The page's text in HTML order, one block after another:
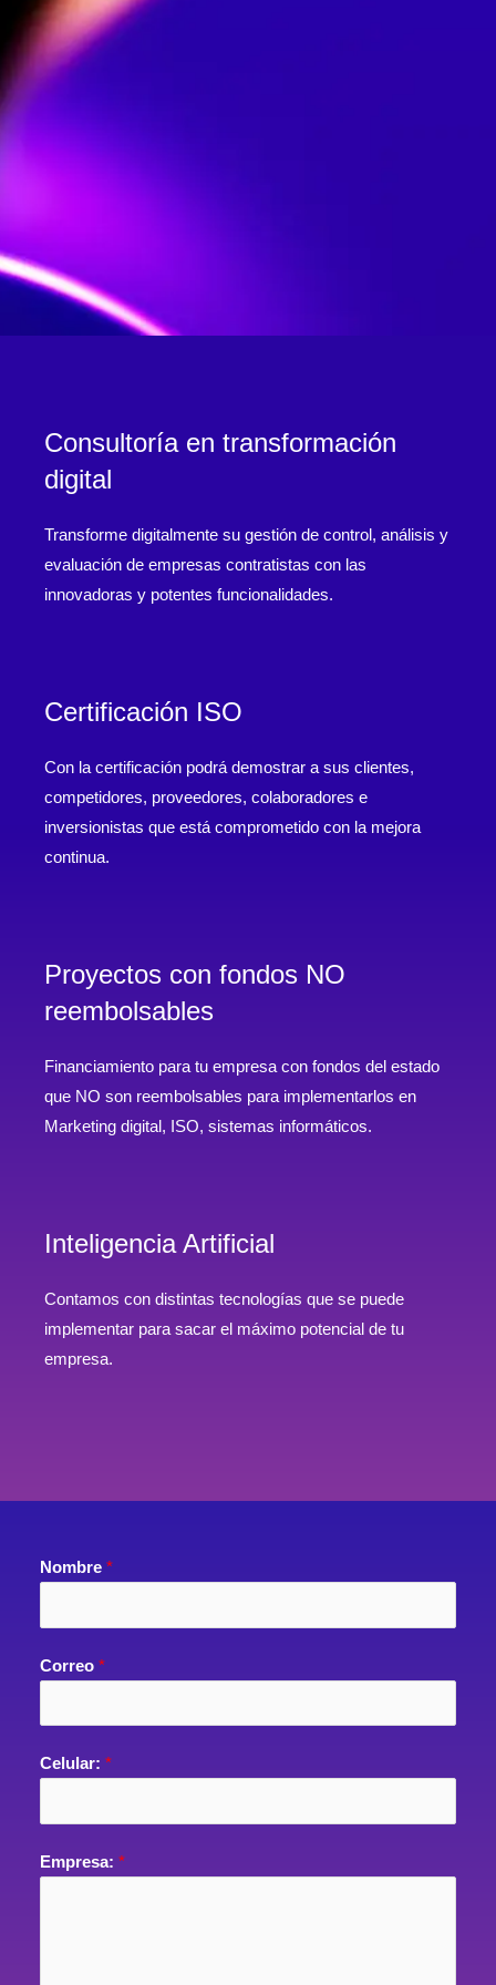
Consultoría en transformación
digital
Transforme digitalmente su gestión de control, análisis y
evaluación de empresas contratistas con las
innovadoras y potentes funcionalidades.
Certificación ISO
Con la certificación podrá demostrar a sus clientes,
competidores, proveedores, colaboradores e
inversionistas que está comprometido con la mejora
continua.
Proyectos con fondos NO
reembolsables
Financiamiento para tu empresa con fondos del estado
que NO son reembolsables para implementarlos en
Marketing digital, ISO, sistemas informáticos.
Inteligencia Artificial
Contamos con distintas tecnologías que se puede
implementar para sacar el máximo potencial de tu
empresa.
Nombre *
Correo *
Celular: *
Empresa: *